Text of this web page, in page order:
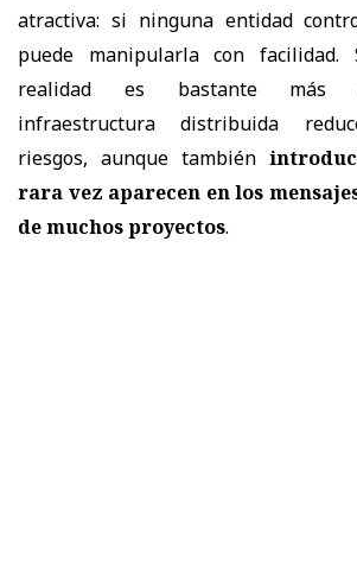
atractiva: si ninguna entidad
puede manipularla con facilidad.
realidad es bastante más
infraestructura distribuida
riesgos, aunque también
rara vez aparecen en los
de muchos proyectos.